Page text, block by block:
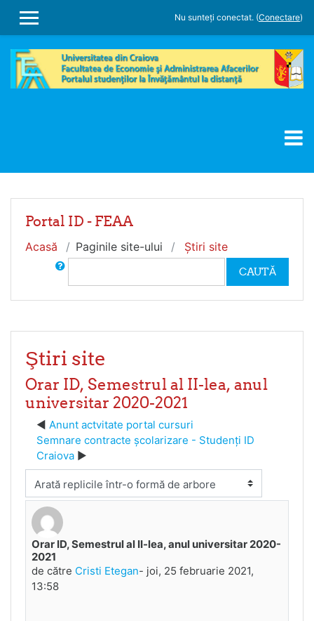
PANOU LATERAL
Nu sunteți conectat. (Conectare)
Portal ID - FEAA
Acasă Paginile site-ului
Ştiri site
Caută în Forum
CAUTĂ
Ştiri site
Orar ID, Semestrul al II-lea, anul
universitar 2020-2021
Anunt actvitate portal cursuri
Semnare contracte școlarizare - Studenți ID
Craiova
Afişează mod
Orar ID, Semestrul al II-lea, anul universitar 2020-
2021
de către Cristi Etegan- joi, 25 februarie 2021,
13:58
Număr de răspunsuri: 0